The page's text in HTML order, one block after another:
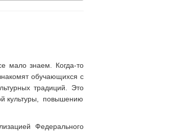
мало знаем. Когда-то
обучающихся с
традиций. Это
культуры, повышению
Федерального